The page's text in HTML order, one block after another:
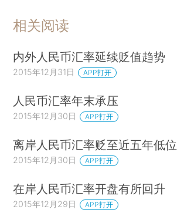
相关阅读
内外人民币汇率延续贬值趋势
2015年12月31日 APP打开
人民币汇率年末承压
2015年12月30日 APP打开
离岸人民币汇率贬至近五年低位
2015年12月30日 APP打开
在岸人民币汇率开盘有所回升
2015年12月29日 APP打开